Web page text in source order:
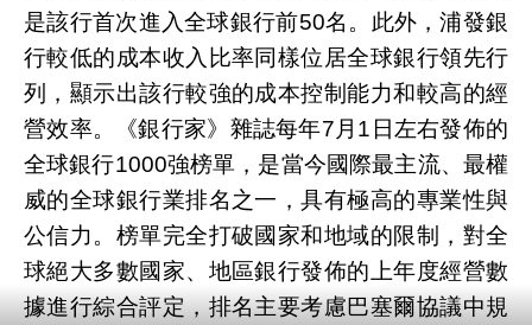
是該行首次進入全球銀行前50名。此外，浦發銀
行較低的成本收入比率同樣位居全球銀行領先行
列，顯示出該行較強的成本控制能力和較高的經
營效率。《銀行家》雜誌每年7月1日左右發佈的
全球銀行1000強榜單，是當今國際最主流、最權
威的全球銀行業排名之一，具有極高的專業性與
公信力。榜單完全打破國家和地域的限制，對全
球絕大多數國家、地區銀行發佈的上年度經營數
據進行綜合評定，排名主要考慮巴塞爾協議中規